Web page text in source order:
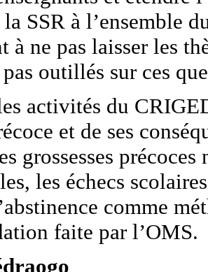
SSR à l’ensemble
à ne pas laisser les
outillés sur ces
activités du
et de ses
grossesses
les échecs
comme
faite par l’OMS.